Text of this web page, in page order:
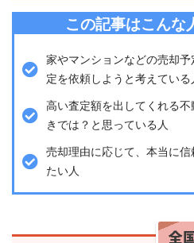
この記事はこんな
家やマンションなどの売却
定を依頼しようと考えている
高い査定額を出してくれる
きでは？と思っている人
売却理由に応じて、本当に
たい人